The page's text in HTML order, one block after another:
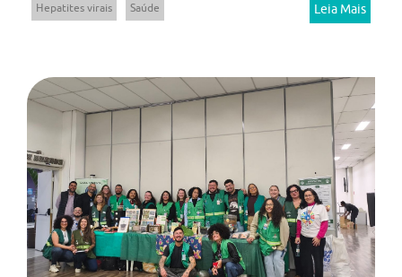
Hepatites virais Saúde Leia Mais